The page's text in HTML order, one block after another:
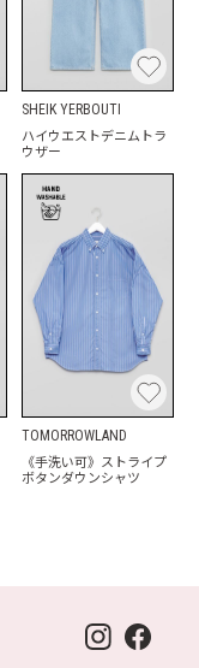
SHEIK YERBOUTI
ハイウエストデニムトラ
ウザー
TOMORROWLAND
《手洗い可》ストライプ
ボタンダウンシャツ